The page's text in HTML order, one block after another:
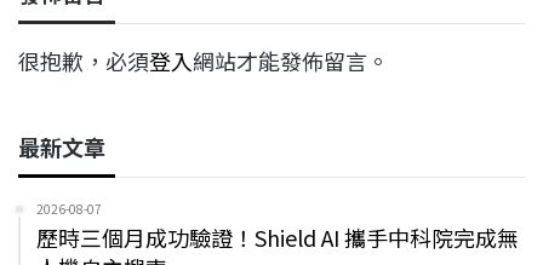
很抱歉，必須登入網站才能發佈留言。
最新文章
2026-08-07
歷時三個月成功驗證！Shield AI 攜手中科院完成無